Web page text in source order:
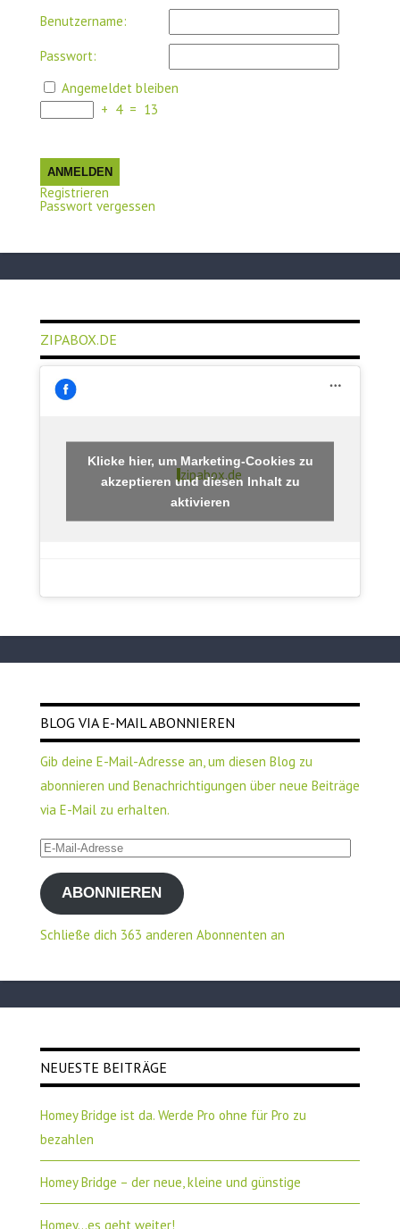
Benutzername:
Passwort:
Angemeldet bleiben
+ 4 = 13
ANMELDEN
Registrieren
Passwort vergessen
ZIPABOX.DE
zipabox.de
Klicke hier, um Marketing-Cookies zu
akzeptieren und diesen Inhalt zu
aktivieren
BLOG VIA E-MAIL ABONNIEREN
Gib deine E-Mail-Adresse an, um diesen Blog zu
abonnieren und Benachrichtigungen über neue Beiträge
via E-Mail zu erhalten.
E-
Mail-
AdresseABONNIEREN
Schließe dich 363 anderen Abonnenten an
NEUESTE BEITRÄGE
Homey Bridge ist da. Werde Pro ohne für Pro zu
bezahlen
Homey Bridge – der neue, kleine und günstige
Homey…es geht weiter!